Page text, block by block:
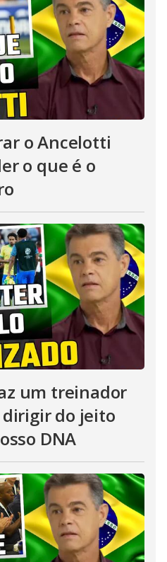
o Ancelotti
o que é o
um treinador
do jeito
DNA